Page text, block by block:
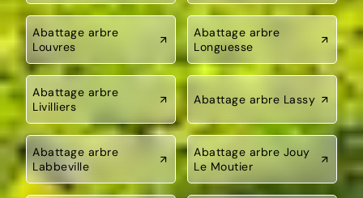
Abattage arbre
Louvres
Abattage arbre
Longuesse
Abattage arbre
Livilliers
Abattage arbre Lassy
Abattage arbre
Labbeville
Abattage arbre Jouy
Le Moutier